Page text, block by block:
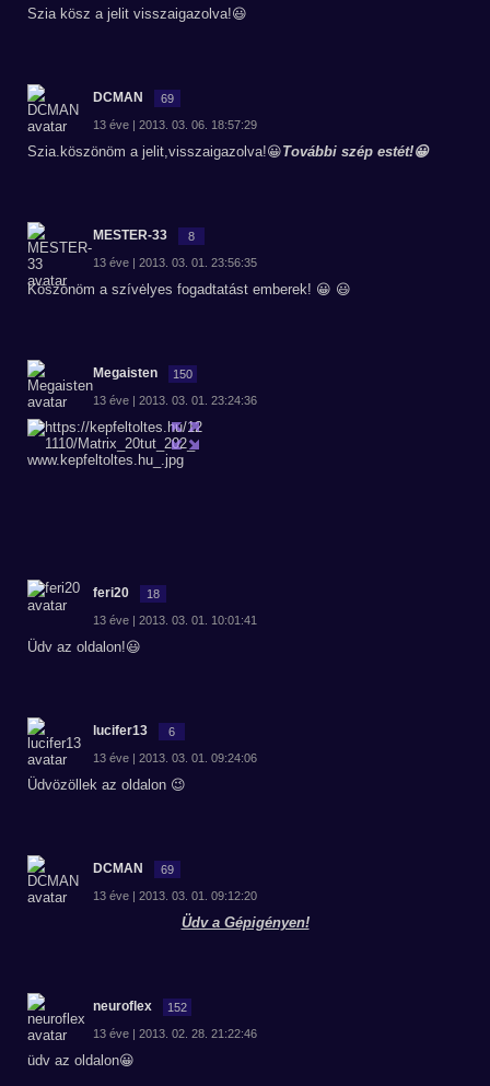
Szia kösz a jelit visszaigazolva!😃
DCMAN 69
13 éve | 2013. 03. 06. 18:57:29
Szia.köszönöm a jelit,visszaigazolva!😀További szép estét!😀
MESTER-33 8
13 éve | 2013. 03. 01. 23:56:35
Köszönöm a szívėlyes fogadtatást emberek! 😀 😃
Megaisten 150
13 éve | 2013. 03. 01. 23:24:36
feri20 18
13 éve | 2013. 03. 01. 10:01:41
Üdv az oldalon!😃
lucifer13 6
13 éve | 2013. 03. 01. 09:24:06
Üdvözöllek az oldalon 😉
DCMAN 69
13 éve | 2013. 03. 01. 09:12:20
Üdv a Gépigényen!
neuroflex 152
13 éve | 2013. 02. 28. 21:22:46
üdv az oldalon😀